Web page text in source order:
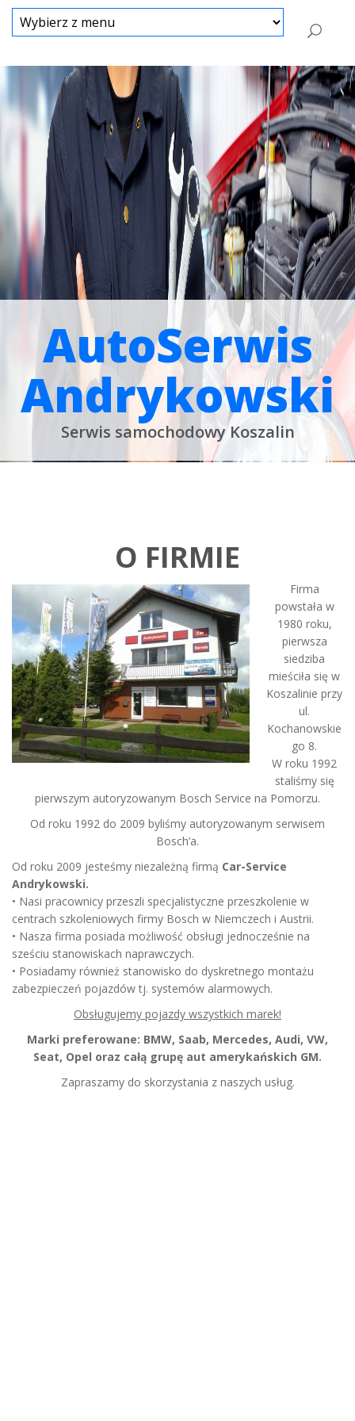
AutoSerwis
Andrykowski
Serwis samochodowy Koszalin
O FIRMIE
Firma
powstała w
1980 roku,
pierwsza
siedziba
mieściła się w
Koszalinie przy
ul.
Kochanowskie
go 8.
W roku 1992
staliśmy się
pierwszym autoryzowanym Bosch Service na Pomorzu.
Od roku 1992 do 2009 byliśmy autoryzowanym serwisem
Bosch’a.
Od roku 2009 jesteśmy niezależną firmą Car-Service
Andrykowski.
• Nasi pracownicy przeszli specjalistyczne przeszkolenie w
centrach szkoleniowych firmy Bosch w Niemczech i Austrii.
• Nasza firma posiada możliwość obsługi jednocześnie na
sześciu stanowiskach naprawczych.
• Posiadamy również stanowisko do dyskretnego montażu
zabezpieczeń pojazdów tj. systemów alarmowych.
Obsługujemy pojazdy wszystkich marek!
Marki preferowane: BMW, Saab, Mercedes, Audi, VW,
Seat, Opel oraz całą grupę aut amerykańskich GM.
Zapraszamy do skorzystania z naszych usług.